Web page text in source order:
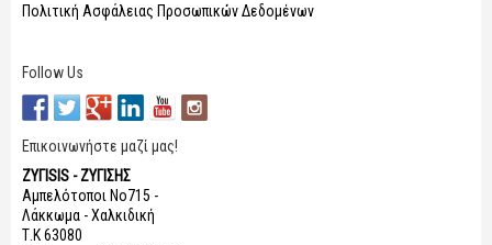
Πολιτική Ασφάλειας Προσωπικών Δεδομένων
Follow Us
Επικοινωνήστε μαζί μας!
ΖΥΓISIS - ΖΥΓΙΣΗΣ
Αμπελότοποι Νο715 -
Λάκκωμα - Χαλκιδική
Τ.Κ 63080